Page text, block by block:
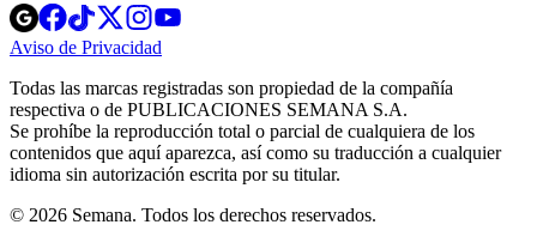
Opens
in
new
Opens
in
new
Opens
in
new
window
Opens
new
windowwindow
Aviso de Privacidad
new
window
Todas las marcas registradas son propiedad de la compañía
respectiva o de PUBLICACIONES SEMANA S.A.
Se prohíbe la reproducción total o parcial de cualquiera de los
contenidos que aquí aparezca, así como su traducción a cualquier
idioma sin autorización escrita por su titular.
© 2026 Semana. Todos los derechos reservados.